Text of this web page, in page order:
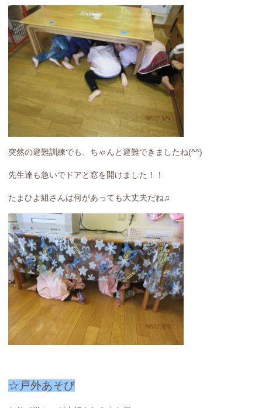
突然の避難訓練でも、ちゃんと避難できましたね(^^)
先生達も急いでドアと窓を開けました！！
たまひよ組さんは何があっても大丈夫だね♫
☆戸外あそび